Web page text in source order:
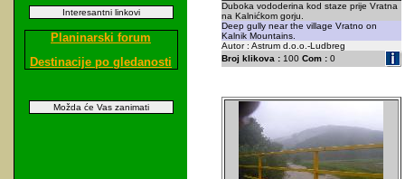
Interesantni linkovi
Planinarski forum
Destinacije po gledanosti
Možda će Vas zanimati
Duboka vododerina kod staze prije Vratna
na Kalnićkom gorju.
Deep gully near the village Vratno on
Kalnik Mountains.
Autor : Astrum d.o.o.-Ludbreg
Broj klikova :100 Com :0